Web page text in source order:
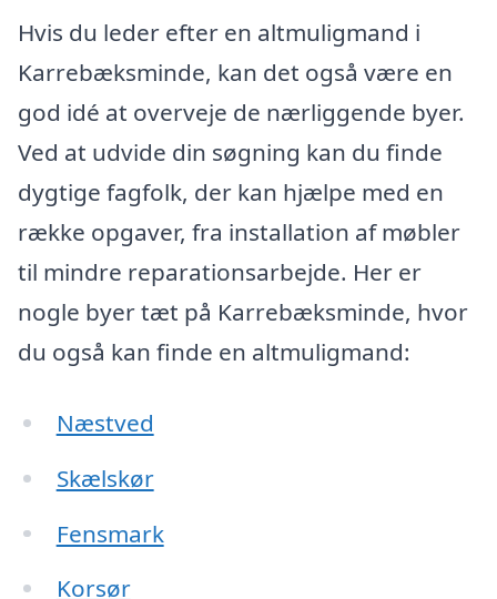
Hvis du leder efter en altmuligmand i
Karrebæksminde, kan det også være en
god idé at overveje de nærliggende byer.
Ved at udvide din søgning kan du finde
dygtige fagfolk, der kan hjælpe med en
række opgaver, fra installation af møbler
til mindre reparationsarbejde. Her er
nogle byer tæt på Karrebæksminde, hvor
du også kan finde en altmuligmand:
Næstved
Skælskør
Fensmark
Korsør